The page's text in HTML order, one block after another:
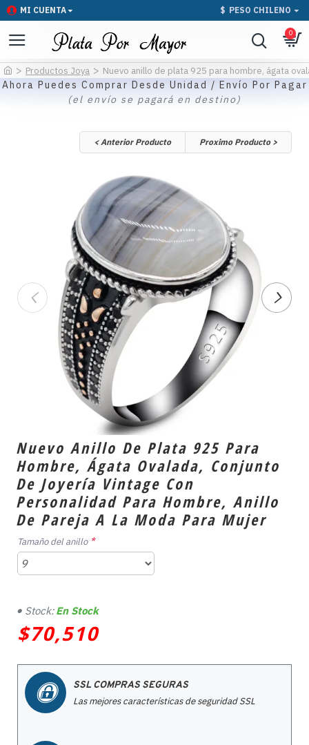
MI CUENTA $ PESO CHILENO
0
Productos Joya Nuevo anillo de plata 925 para hombre, ágata
Ahora Puedes Comprar Desde Unidad / Envío Por Pagar
(el envío se pagará en destino)
< Anterior Producto Proximo Producto >
Nuevo Anillo De Plata 925 Para
Hombre, Ágata Ovalada, Conjunto
De Joyería Vintage Con
Personalidad Para Hombre, Anillo
De Pareja A La Moda Para Mujer
$70,510
Stock: En Stock
Tamaño del anillo
SSL COMPRAS SEGURAS
Las mejores características de seguridad SSL